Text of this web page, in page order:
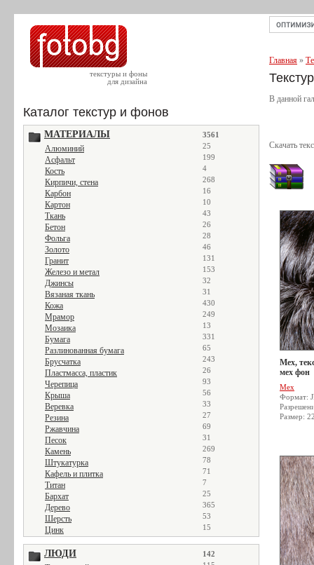
текстуры и фоны
для дизайна
Каталог текстур и фонов
МАТЕРИАЛЫ 3561
Алюминий 25
Асфальт 199
Кость 4
Кирпичи, стена 268
Карбон 16
Картон 10
Ткань 43
Бетон 26
Фольга 28
Золото 46
Гранит 131
Железо и метал 153
Джинсы 32
Вязаная ткань 31
Кожа 430
Мрамор 249
Мозаика 13
Бумага 331
Разлинованная бумага 65
Брусчатка 243
Пластмасса, пластик 26
Черепица 93
Крыша 56
Веревка 33
Резина 27
Ржавчина 69
Песок 31
Камень 269
Штукатурка 78
Кафель и плитка 71
Титан 7
Бархат 25
Дерево 365
Шерсть 53
Цинк 15
ЛЮДИ 142
Главная »
В данной
Скачать
Мех,
мех фон
Мех
Формат:
Размер: